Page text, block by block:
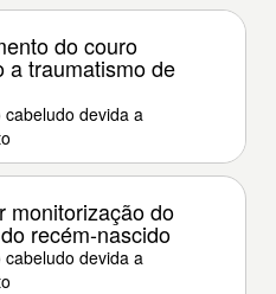
do couro
a traumatismo de
devida a
monitorização do
recém-nascido
devida a